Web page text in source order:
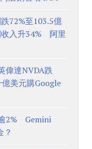
72%至103.5億
入升34% 阿里
偉達NVDA跌
美元購Google
2% Gemini
？